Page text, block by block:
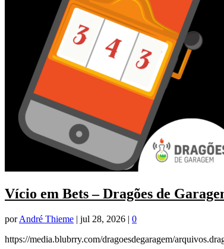
Vício em Bets – Dragões de
porAndré Thieme | jul 28, 2026 | 0
https://media.blubrry.com/dragoesdegaragem/